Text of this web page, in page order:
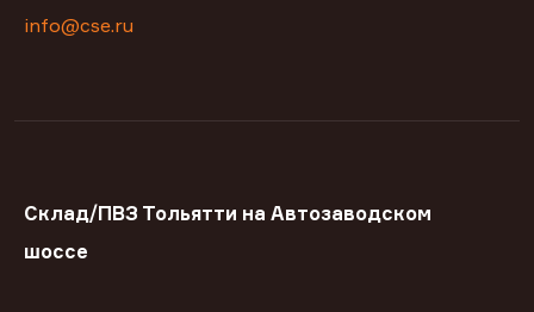
info@cse.ru
Склад/ПВЗ Тольятти на Автозаводском
шоссе